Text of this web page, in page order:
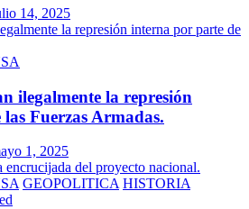
14, 2025
ilegalmente la represión
Fuerzas Armadas.
1, 2025
GEOPOLITICA HISTORIA